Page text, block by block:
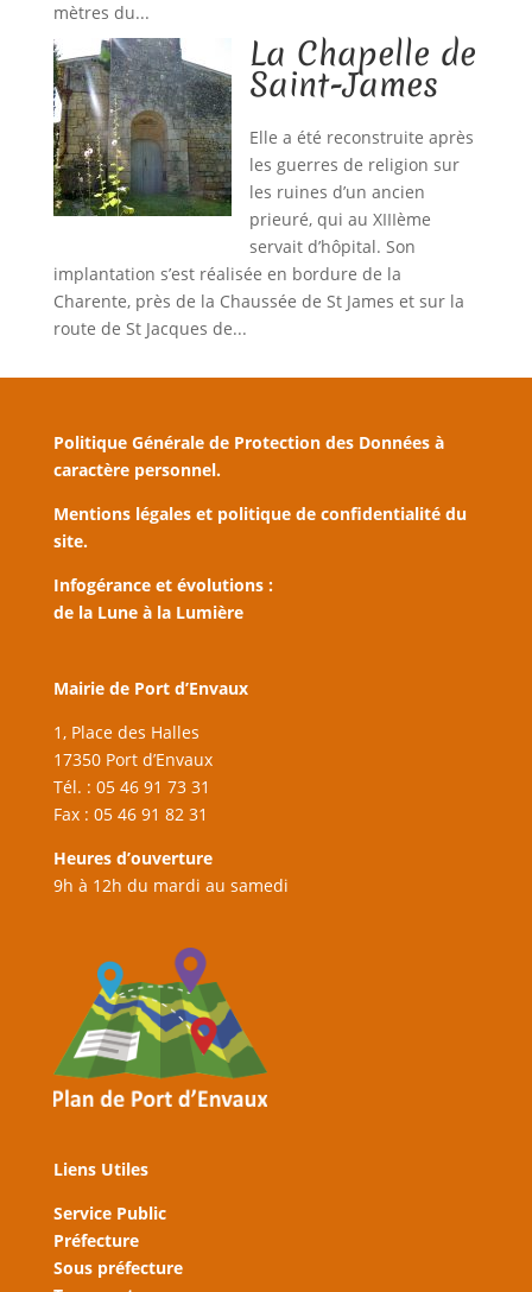
mètres du...
La Chapelle de
Saint-James
Elle a été reconstruite après
les guerres de religion sur
les ruines d’un ancien
prieuré, qui au XIIIème
servait d’hôpital. Son
implantation s’est réalisée en bordure de la
Charente, près de la Chaussée de St James et sur la
route de St Jacques de...
Politique Générale de Protection des Données à
caractère personnel.
Mentions légales et politique de confidentialité du
site.
Infogérance et évolutions :
de la Lune à la Lumière
Mairie de Port d’Envaux
1, Place des Halles
17350 Port d’Envaux
Tél. : 05 46 91 73 31
Fax : 05 46 91 82 31
Heures d’ouverture
9h à 12h du mardi au samedi
Liens Utiles
Service Public
Préfecture
Sous préfecture